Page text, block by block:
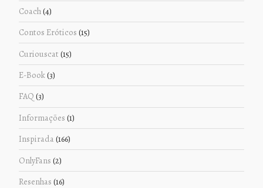
Coach(4)
Contos Eróticos (15)
Curiouscat (15)
E-Book(3)
FAQ (3)
Informações (1)
Inspirada (166)
OnlyFans (2)
Resenhas (16)